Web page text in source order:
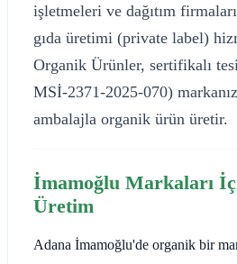
işletmeleri ve dağıtım
gıda üretimi (private label)
Organik Ürünler, sertifikalı
MSİ-2371-2025-070)
ambalajla organik ürün üretir.
İmamoğlu Markaları
Üretim
Adana İmamoğlu'de organik bir